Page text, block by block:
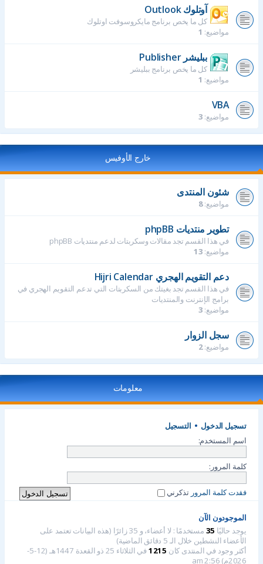
آوتلوك Outlook
كل ما يخص برنامج مايكروسوفت اوتلوك
مواضيع:1
ببليشر Publisher
كل ما يخص برنامج ببليشر
مواضيع:1
VBA
مواضيع:3
خارج الأوفيس
شئون المنتدى
مواضيع:8
تطوير منتديات phpBB
في هذا القسم تجد مقالات وسكربتات لدعم منتديات phpBB
مواضيع:13
دعم التقويم الهجري Hijri Calendar
في هذا القسم تجد بغيتك من السكربتات التي تدعم التقويم الهجري في
برامج الإنترنت والمنتديات
مواضيع:3
سجل الزوار
مواضيع:2
معلومات
تسجيل الدخول• التسجيل
اسم المستخدم:
كلمة المرور:
فقدت كلمة المرور تذكرني
الموجودون الآن
يوجد حاليًا35
مستخدمًا : لا أعضاء، و 35 زائرًا (هذه البيانات تعتمد على
الأعضاء النشطين خلال الـ 5 دقائق الماضية)
أكثر وجود في المنتدى كان 1215
في الثلاثاء 25 ذو القعدة 1447هـ (12-5-
2026م) 2:56 am